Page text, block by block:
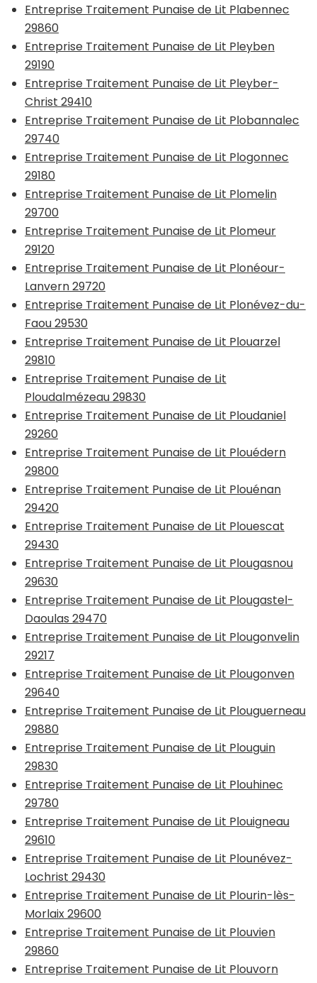
Entreprise Traitement Punaise de Lit Plabennec
29860
Entreprise Traitement Punaise de Lit Pleyben
29190
Entreprise Traitement Punaise de Lit Pleyber-
Christ 29410
Entreprise Traitement Punaise de Lit Plobannalec
29740
Entreprise Traitement Punaise de Lit Plogonnec
29180
Entreprise Traitement Punaise de Lit Plomelin
29700
Entreprise Traitement Punaise de Lit Plomeur
29120
Entreprise Traitement Punaise de Lit Plonéour-
Lanvern 29720
Entreprise Traitement Punaise de Lit Plonévez-du-
Faou 29530
Entreprise Traitement Punaise de Lit Plouarzel
29810
Entreprise Traitement Punaise de Lit
Ploudalmézeau 29830
Entreprise Traitement Punaise de Lit Ploudaniel
29260
Entreprise Traitement Punaise de Lit Plouédern
29800
Entreprise Traitement Punaise de Lit Plouénan
29420
Entreprise Traitement Punaise de Lit Plouescat
29430
Entreprise Traitement Punaise de Lit Plougasnou
29630
Entreprise Traitement Punaise de Lit Plougastel-
Daoulas 29470
Entreprise Traitement Punaise de Lit Plougonvelin
29217
Entreprise Traitement Punaise de Lit Plougonven
29640
Entreprise Traitement Punaise de Lit Plouguerneau
29880
Entreprise Traitement Punaise de Lit Plouguin
29830
Entreprise Traitement Punaise de Lit Plouhinec
29780
Entreprise Traitement Punaise de Lit Plouigneau
29610
Entreprise Traitement Punaise de Lit Plounévez-
Lochrist 29430
Entreprise Traitement Punaise de Lit Plourin-lès-
Morlaix 29600
Entreprise Traitement Punaise de Lit Plouvien
29860
Entreprise Traitement Punaise de Lit Plouvorn